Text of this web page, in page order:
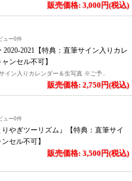
販売価格: 3,000円(税込)
ュー0件
2021【特典：直筆サイン入りカレ
ンセル不可】
イン入りカレンダー＆生写真 ※ご予..
販売価格: 2,750円(税込)
ュー0件
やぎツーリズム』【特典：直筆サイ
セル不可】
販売価格: 3,500円(税込)